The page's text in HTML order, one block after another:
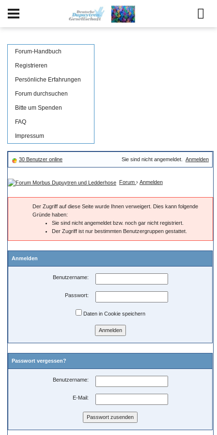
Forum-Handbuch
Registrieren
Persönliche Erfahrungen
Forum durchsuchen
Bitte um Spenden
FAQ
Impressum
30 Benutzer online Sie sind nicht angemeldet. Anmelden
Forum › Anmelden
Der Zugriff auf diese Seite wurde Ihnen verweigert. Dies kann folgende
Gründe haben:
Sie sind nicht angemeldet bzw. noch gar nicht registriert.
Der Zugriff ist nur bestimmten Benutzergruppen gestattet.
Anmelden
Benutzername:
Passwort:
Daten in Cookie speichern
Passwort vergessen?
Benutzername:
E-Mail: